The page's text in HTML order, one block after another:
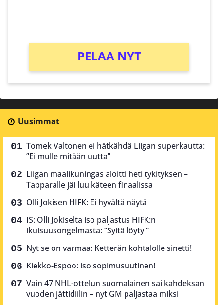
PELAA NYT
Uusimmat
Tomek Valtonen ei hätkähdä Liigan superkautta:
”Ei mulle mitään uutta”
Liigan maalikuningas aloitti heti tykityksen –
Tapparalle jäi luu käteen finaalissa
Olli Jokisen HIFK: Ei hyvältä näytä
IS: Olli Jokiselta iso paljastus HIFK:n
ikuisuusongelmasta: ”Syitä löytyi”
Nyt se on varmaa: Ketterän kohtalolle sinetti!
Kiekko-Espoo: iso sopimusuutinen!
Vain 47 NHL-ottelun suomalainen sai kahdeksan
vuoden jättidiilin – nyt GM paljastaa miksi